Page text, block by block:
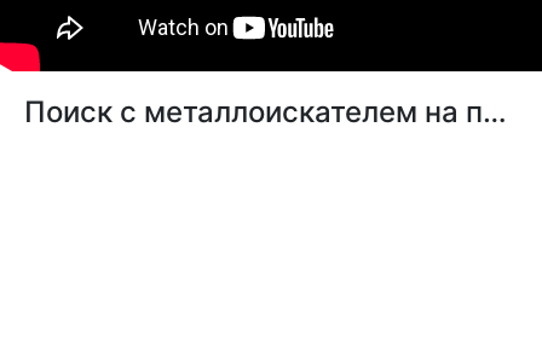
Поиск с металлоискателем на пляже